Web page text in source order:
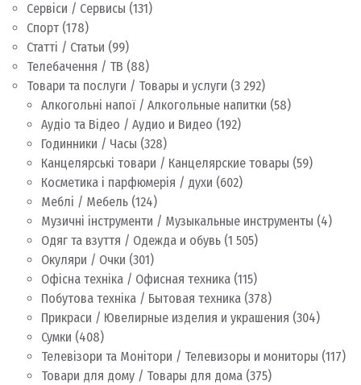
Сервіси / Сервисы (131)
Спорт (178)
Статті / Статьи (99)
Телебачення / ТВ (88)
Товари та послуги / Товары и услуги (3 292)
Алкогольні напої / Алкогольные напитки (58)
Аудіо та Відео / Аудио и Видео (192)
Годинники / Часы (328)
Канцелярські товари / Канцелярские товары (59)
Косметика і парфюмерія / духи (602)
Меблі / Мебель (124)
Музичні інструменти / Музыкальные инструменты (4)
Одяг та взуття / Одежда и обувь (1 505)
Окуляри / Очки (301)
Офісна техніка / Офисная техника (115)
Побутова техніка / Бытовая техника (378)
Прикраси / Ювелирные изделия и украшения (304)
Сумки (408)
Телевізори та Монітори / Телевизоры и мониторы (117)
Товари для дому / Товары для дома (375)